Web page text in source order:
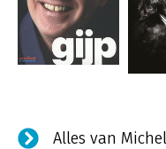
Alles van